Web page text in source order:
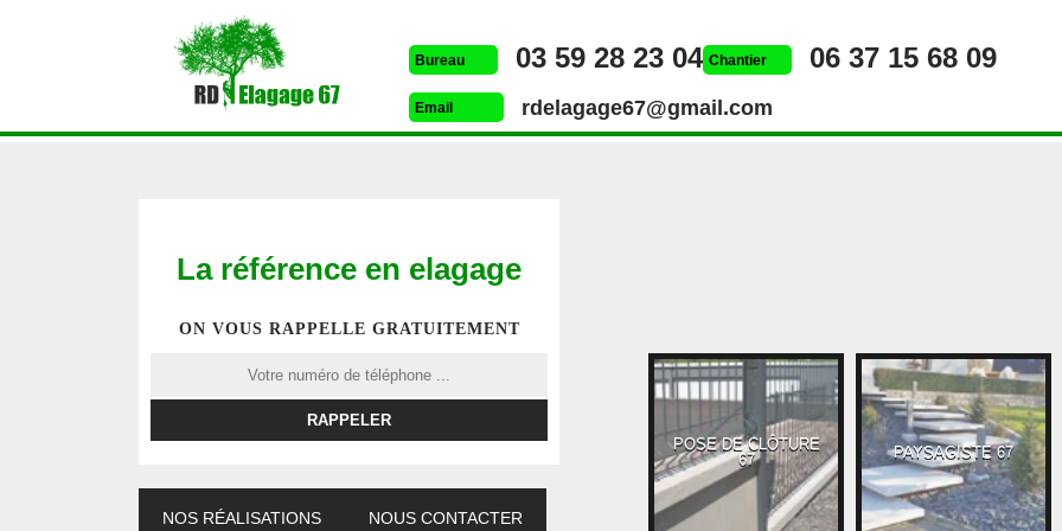
Bureau 03 59 28 23 04 Chantier 06 37 15 68 09
Email rdelagage67@gmail.com
La référence en elagage
ON VOUS RAPPELLE GRATUITEMENT
NOS RÉALISATIONS NOUS CONTACTER
POSE DE CLÔTURE
67
PAYSAGISTE 67